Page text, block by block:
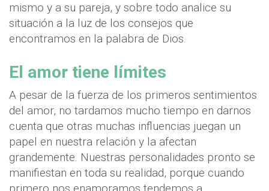
mismo y a su pareja, y sobre todo analice su
situación a la luz de los consejos que
encontramos en la palabra de Dios.
El amor tiene límites
A pesar de la fuerza de los primeros sentimientos
del amor, no tardamos mucho tiempo en darnos
cuenta que otras muchas influencias juegan un
papel en nuestra relación y la afectan
grandemente. Nuestras personalidades pronto se
manifiestan en toda su realidad, porque cuando